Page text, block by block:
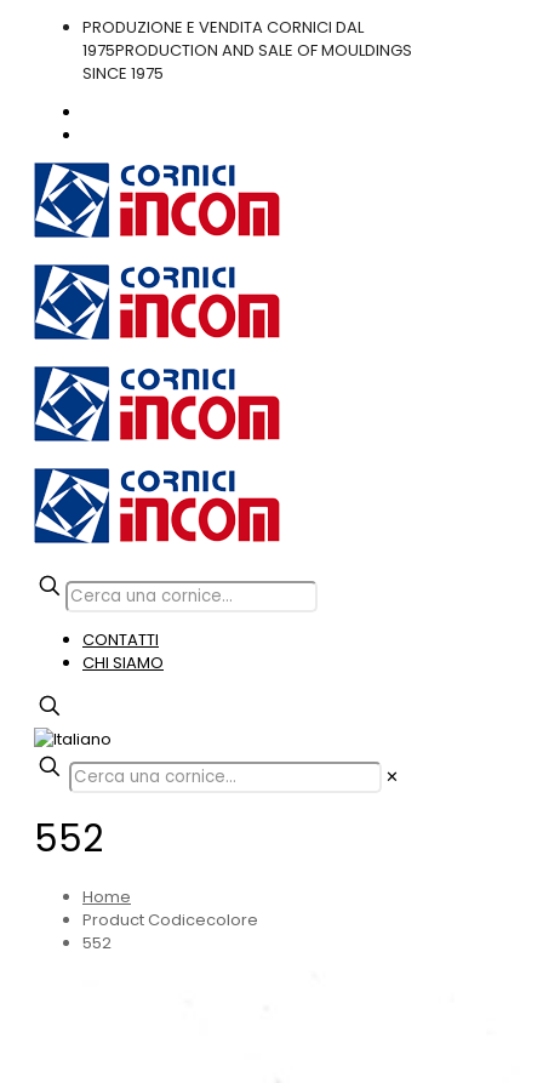
PRODUZIONE E VENDITA CORNICI DAL
1975PRODUCTION AND SALE OF MOULDINGS
SINCE 1975
CONTATTI
CHI SIAMO
✕
552
Home
Product Codicecolore
552